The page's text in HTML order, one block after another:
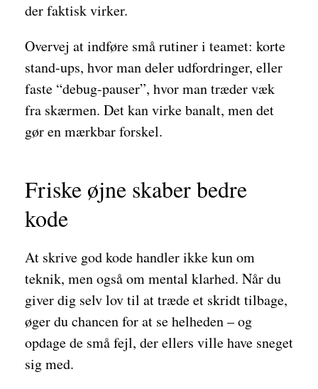
der faktisk virker.
Overvej at indføre små rutiner i teamet: korte
stand-ups, hvor man deler udfordringer, eller
faste “debug-pauser”, hvor man træder væk
fra skærmen. Det kan virke banalt, men det
gør en mærkbar forskel.
Friske øjne skaber bedre
kode
At skrive god kode handler ikke kun om
teknik, men også om mental klarhed. Når du
giver dig selv lov til at træde et skridt tilbage,
øger du chancen for at se helheden – og
opdage de små fejl, der ellers ville have sneget
sig med.